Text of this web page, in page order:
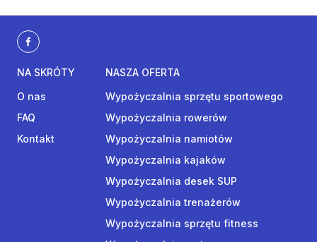
NA SKRÓTY
O nas
FAQ
Kontakt
NASZA OFERTA
Wypożyczalnia sprzętu sportowego
Wypożyczalnia rowerów
Wypożyczalnia namiotów
Wypożyczalnia kajaków
Wypożyczalnia desek SUP
Wypożyczalnia trenażerów
Wypożyczalnia sprzętu fitness